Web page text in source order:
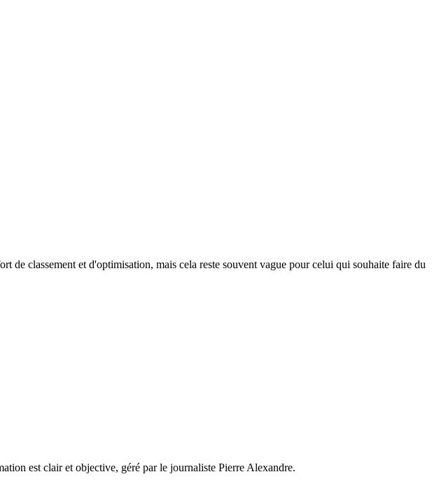
classement et d'optimisation, mais cela reste souvent vague pour celui qui souhaite faire du
est clair et objective, géré par le journaliste Pierre Alexandre.